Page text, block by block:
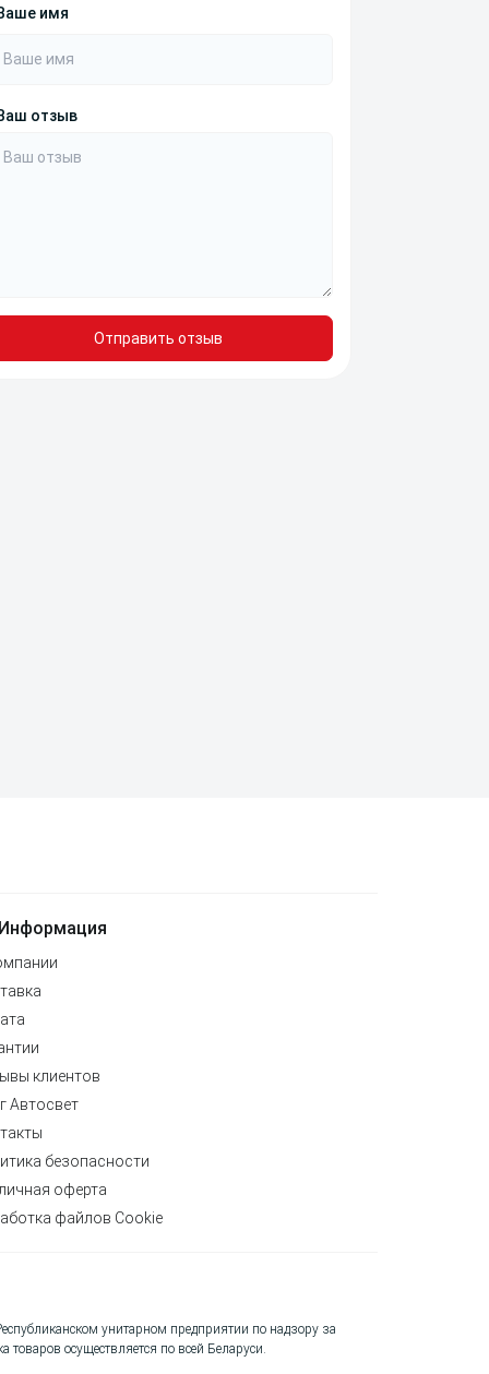
имя
отзыв
Отправить отзыв
Информация
клиентов
Автосвет
безопасности
оферта
файлов Cookie
унитарном предприятии по надзору за
осуществляется по всей Беларуси.